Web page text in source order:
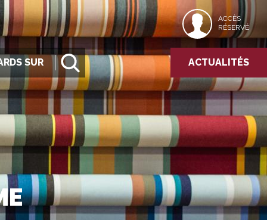
SUR
ACCÈS
RÉSERVÉ
ACTUALITÉS